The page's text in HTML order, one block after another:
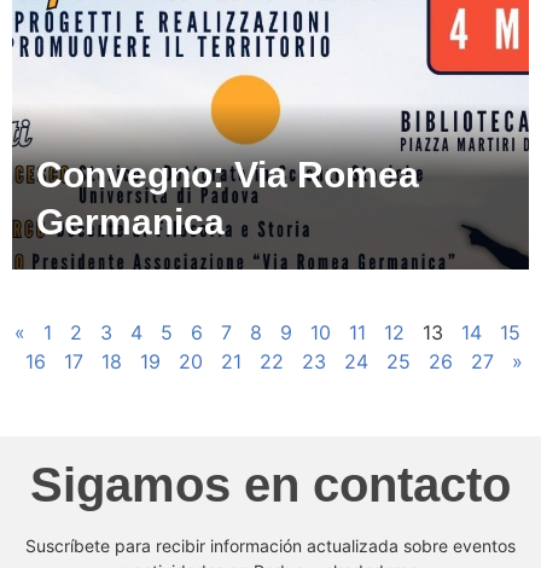
Convegno: Via Romea
Germanica
« 1 2 3 4 5 6 7 8 9 10 11 12 13 14
15
16
17 18 19 20 21 22 23 24 25 26 27 »
Sigamos en contacto
Suscríbete para recibir información actualizada sobre eventos